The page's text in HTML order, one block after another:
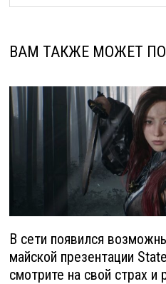
ВАМ ТАКЖЕ МОЖЕТ
В сети появился
майской презентации
смотрите на свой страх и